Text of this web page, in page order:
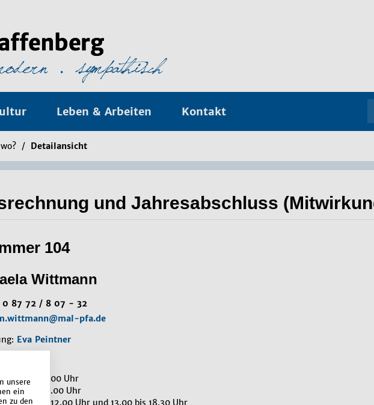
unsere
ein
zu den
Leben & Arbeiten Kontakt
/ Detailansicht
und Jahresabschluss
104
Wittmann
0 87 72 / 8 07 - 32
pfa.de
Eva Peintner
08.00 - 12.00 Uhr
08.00 - 12.00 Uhr
08.00 - 12.00 Uhr und 13.00 bis 18.30 Uhr